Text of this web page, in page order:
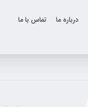
درباره ما تماس با ما